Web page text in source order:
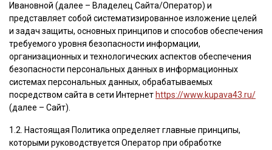
Ивановной (далее – Владелец Сайта/Оператор) и
представляет собой систематизированное изложение целей
и задач защиты, основных принципов и способов обеспечения
требуемого уровня безопасности информации,
организационных и технологических аспектов обеспечения
безопасности персональных данных в информационных
системах персональных данных, обрабатываемых
посредством сайта в сети Интернет https://www.kupava43.ru/
(далее – Сайт).
1.2. Настоящая Политика определяет главные принципы,
которыми руководствуется Оператор при обработке